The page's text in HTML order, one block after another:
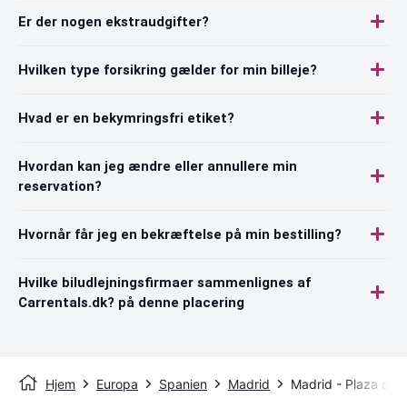
Er der nogen ekstraudgifter?
Hvilken type forsikring gælder for min billeje?
Hvad er en bekymringsfri etiket?
Hvordan kan jeg ændre eller annullere min
reservation?
Hvornår får jeg en bekræftelse på min bestilling?
Hvilke biludlejningsfirmaer sammenlignes af
Carrentals.dk? på denne placering
Hjem Europa Spanien Madrid Madrid - Plaza de